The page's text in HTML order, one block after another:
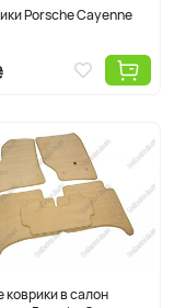
Porsche Cayenne
в салон